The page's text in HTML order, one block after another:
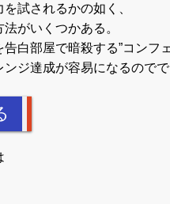
試されるかの如く、
がいくつかある。
白部屋で暗殺する”コンフ
ジ達成が容易になるのでで